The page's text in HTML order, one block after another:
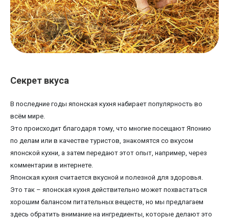
Секрет вкуса
В последние годы японская кухня набирает популярность во
всём мире.
Это происходит благодаря тому, что многие посещают Японию
по делам или в качестве туристов, знакомятся со вкусом
японской кухни, а затем передают этот опыт, например, через
комментарии в интернете.
Японская кухня считается вкусной и полезной для здоровья.
Это так – японская кухня действительно может похвастаться
хорошим балансом питательных веществ, но мы предлагаем
здесь обратить внимание на ингредиенты, которые делают это